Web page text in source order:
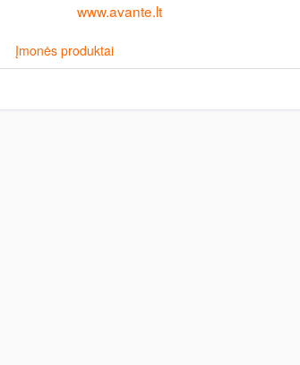
www.avante.lt
Įmonės produktai